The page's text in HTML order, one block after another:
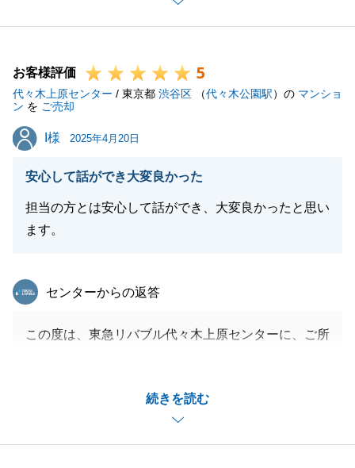
今後ともよろしくお願いいたします。
閉じる
お客様評価 5
代々木上原センター / 東京都 渋谷区 （代々木公園駅）の マンショ
ン を ご売却
I様
I様 2025年4月20日
安心して話ができ大変良かった
担当の方とは安心して話ができ、大変良かったと思い
ます。
続きを読む
東急リバブル
センターからの返答
この度は、東急リバブル代々木上原センターに、ご所
無事にご希望の条件でご売却する事ができ、お褒めの
言葉を頂けて大変嬉しく思います。
今後ともよろしくお願い申し上げます。